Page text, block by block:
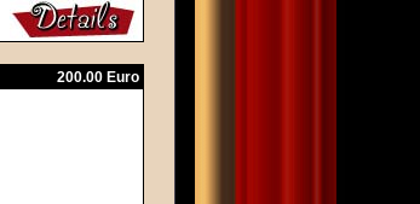
200.00 Euro